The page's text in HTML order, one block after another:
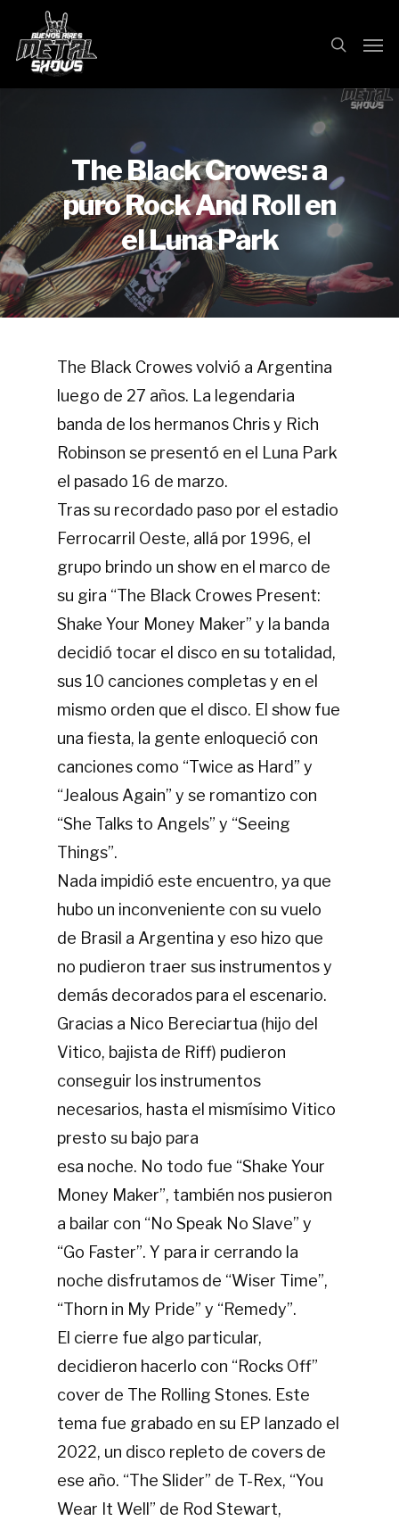
main
search
The Black Crowes: a
puro Rock And Roll en
el Luna Park
The Black Crowes volvió a Argentina
luego de 27 años. La legendaria
banda de los hermanos Chris y Rich
Robinson se presentó en el Luna Park
el pasado 16 de marzo.
Tras su recordado paso por el estadio
Ferrocarril Oeste, allá por 1996, el
grupo brindo un show en el marco de
su gira “The Black Crowes Present:
Shake Your Money Maker” y la banda
decidió tocar el disco en su totalidad,
sus 10 canciones completas y en el
mismo orden que el disco. El show fue
una fiesta, la gente enloqueció con
canciones como “Twice as Hard” y
“Jealous Again” y se romantizo con
“She Talks to Angels” y “Seeing
Things”.
Nada impidió este encuentro, ya que
hubo un inconveniente con su vuelo
de Brasil a Argentina y eso hizo que
no pudieron traer sus instrumentos y
demás decorados para el escenario.
Gracias a Nico Bereciartua (hijo del
Vitico, bajista de Riff) pudieron
conseguir los instrumentos
necesarios, hasta el mismísimo Vitico
presto su bajo para
esa noche. No todo fue “Shake Your
Money Maker”, también nos pusieron
a bailar con “No Speak No Slave” y
“Go Faster”. Y para ir cerrando la
noche disfrutamos de “Wiser Time”,
“Thorn in My Pride” y “Remedy”.
El cierre fue algo particular,
decidieron hacerlo con “Rocks Off”
cover de The Rolling Stones. Este
tema fue grabado en su EP lanzado el
2022, un disco repleto de covers de
ese año. “The Slider” de T-Rex, “You
Wear It Well” de Rod Stewart,